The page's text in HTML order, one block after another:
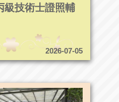
級技術士證照輔
2026-07-05